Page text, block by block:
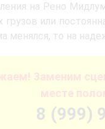
на Рено
или
менялся, то на
Заменим
месте
8 (999)